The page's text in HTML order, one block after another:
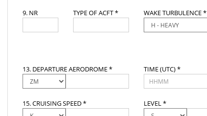
9. NR TYPE OF ACFT * WAKE TURBULENCE *
13. DEPARTURE AERODROME * TIME (UTC) *
15. CRUISING SPEED * LEVEL *